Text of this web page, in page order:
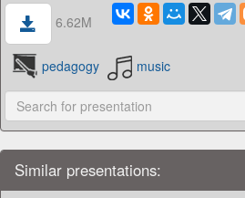
6.62M
pedagogy music
Similar presentations: